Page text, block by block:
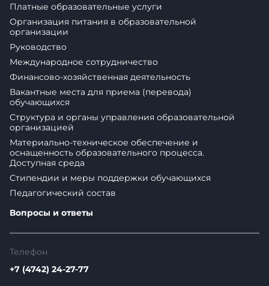
Платные образовательные услуги
Организация питания в образовательной
организации
Руководство
Международное сотрудничество
Финансово-хозяйственная деятельность
Вакантные места для приема (перевода)
обучающихся
Структура и органы управления образовательной
организацией
Материально-техническое обеспечение и
оснащенность образовательного процесса.
Доступная среда
Стипендии и меры поддержки обучающихся
Педагогический состав
Вопросы и ответы
Телефон
+7 (4742) 24-27-77